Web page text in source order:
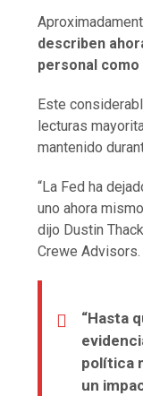
describen
personal como
Este
lecturas
mantenido
“La Fed ha
uno ahora
dijo Dustin
Crewe Advisors.
“Hasta
política
un